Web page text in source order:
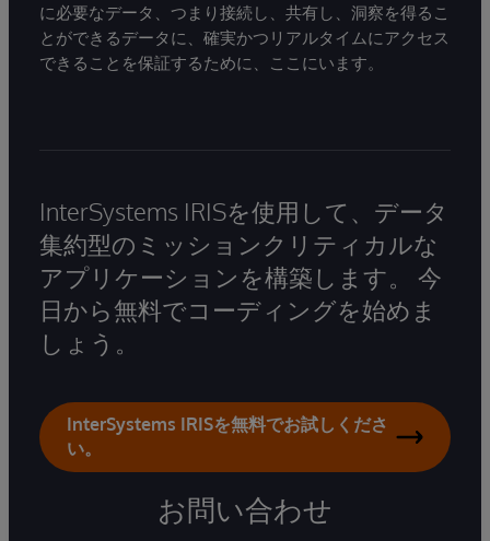
に必要なデータ、つまり接続し、共有し、洞察を得るこ
とができるデータに、確実かつリアルタイムにアクセス
できることを保証するために、ここにいます。
InterSystems IRISを使用して、データ
集約型のミッションクリティカルな
アプリケーションを構築します。 今
日から無料でコーディングを始めま
しょう。
InterSystems IRISを無料でお試しくださ
い。
お問い合わせ